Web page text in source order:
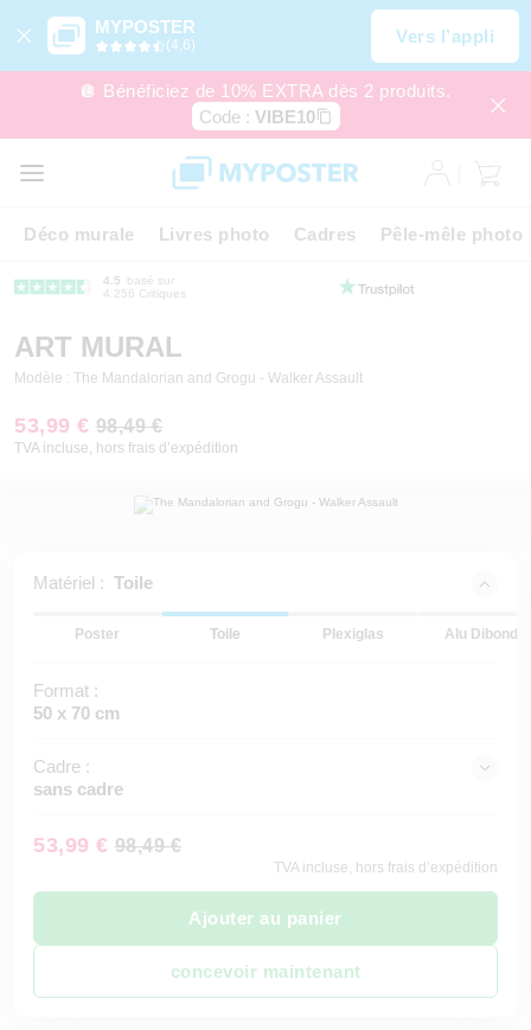
MYPOSTER
(4,6) Vers l’appli
🪩 Bénéficiez de 10% EXTRA dès 2 produits.
Code : VIBE10
Déco murale Livres photo Cadres Pêle-mêle photo
4.5
basé sur
4.256 Critiques
ART MURAL
Modèle : The Mandalorian and Grogu - Walker Assault
53,99 € 98,49 €
TVA incluse, hors frais d’expédition
Matériel : Toile
Poster Toile Plexiglas Alu Dibond
Format :
50 x 70 cm
Cadre :
sans cadre
53,99 € 98,49 €
TVA incluse, hors frais d’expédition
Ajouter au panier
concevoir maintenant